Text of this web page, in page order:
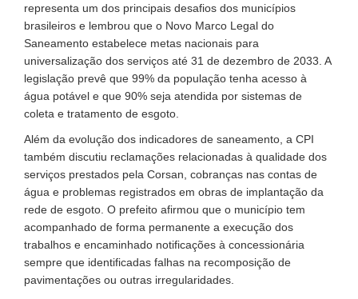
representa um dos principais desafios dos municípios
brasileiros e lembrou que o Novo Marco Legal do
Saneamento estabelece metas nacionais para
universalização dos serviços até 31 de dezembro de 2033. A
legislação prevê que 99% da população tenha acesso à
água potável e que 90% seja atendida por sistemas de
coleta e tratamento de esgoto.
Além da evolução dos indicadores de saneamento, a CPI
também discutiu reclamações relacionadas à qualidade dos
serviços prestados pela Corsan, cobranças nas contas de
água e problemas registrados em obras de implantação da
rede de esgoto. O prefeito afirmou que o município tem
acompanhado de forma permanente a execução dos
trabalhos e encaminhado notificações à concessionária
sempre que identificadas falhas na recomposição de
pavimentações ou outras irregularidades.